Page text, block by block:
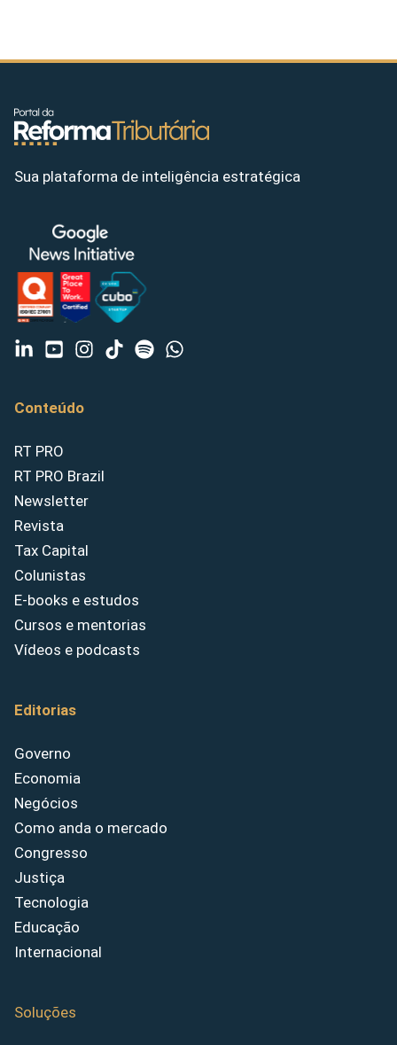
Sua plataforma de inteligência estratégica
Conteúdo
RT PRO
RT PRO Brazil
Newsletter
Revista
Tax Capital
Colunistas
E-books e estudos
Cursos e mentorias
Vídeos e podcasts
Editorias
Governo
Economia
Negócios
Como anda o mercado
Congresso
Justiça
Tecnologia
Educação
Internacional
Soluções